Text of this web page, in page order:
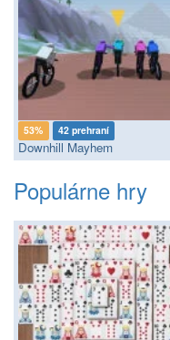
53% 42 prehraní
Downhill Mayhem
Populárne hry